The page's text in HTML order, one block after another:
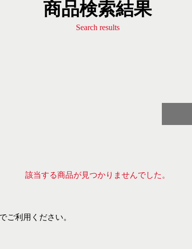
商品検索結果
Search results
該当する商品が見つかりませんでした。
ご利用ください。